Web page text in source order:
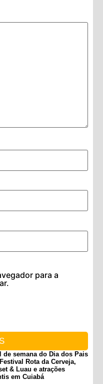
para a
de semana do Dia dos Pais
Rota da Cerveja,
& Luau e atrações
em Cuiabá